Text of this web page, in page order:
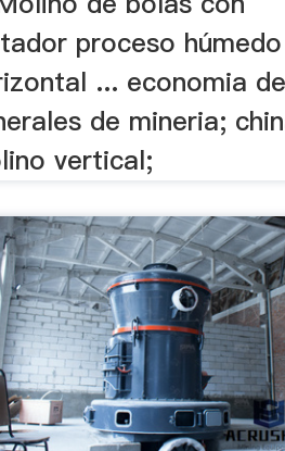
proceso
... economia de
de mineria;
vertical;